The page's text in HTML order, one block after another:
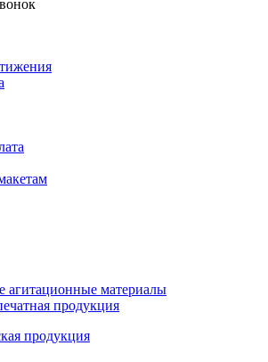
агитационные материалы
продукция
продукция